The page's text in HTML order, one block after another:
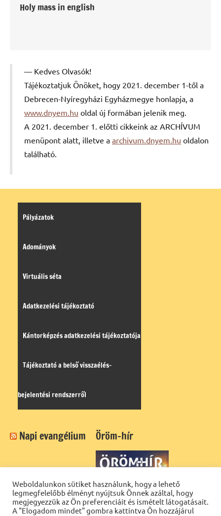
Holy mass in english
Kedves Olvasók!
Tájékoztatjuk Önöket, hogy 2021. december 1-től a
Debrecen-Nyíregyházi Egyházmegye honlapja, a
www.dnyem.hu oldal új formában jelenik meg.
A 2021. december 1. előtti cikkeink az ARCHÍVUM
menüpont alatt, illetve a archivum.dnyem.hu oldalon
található.
Pályázatok
Adományok
Virtuális séta
Adatkezelési tájékoztató
Kántorképzés adatkezelési tájékoztatója
Tájékoztató a belső visszaélés-
bejelentési rendszerről
Napi evangélium Öröm-hír
Weboldalunkon sütiket használunk, hogy a lehető
legmegfelelőbb élményt nyújtsuk Önnek azáltal, hogy
megjegyezzük az Ön preferenciáit és ismételt látogatásait.
A "Elogadom mindet" gombra kattintva Ön hozzájárul